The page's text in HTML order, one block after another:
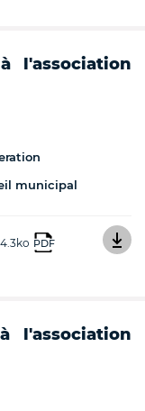
l'association
municipal
PDF
l'association